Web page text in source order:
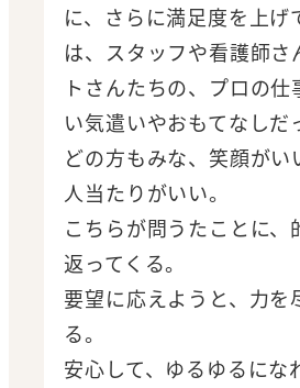
に、さらに満足度を上げ
は、スタッフや看護師さ
トさんたちの、プロの
い気遣いやおもてなしだ
どの方もみな、笑顔がい
人当たりがいい。
こちらが問うたことに、
返ってくる。
要望に応えようと、力を
る。
安心して、ゆるゆるにな